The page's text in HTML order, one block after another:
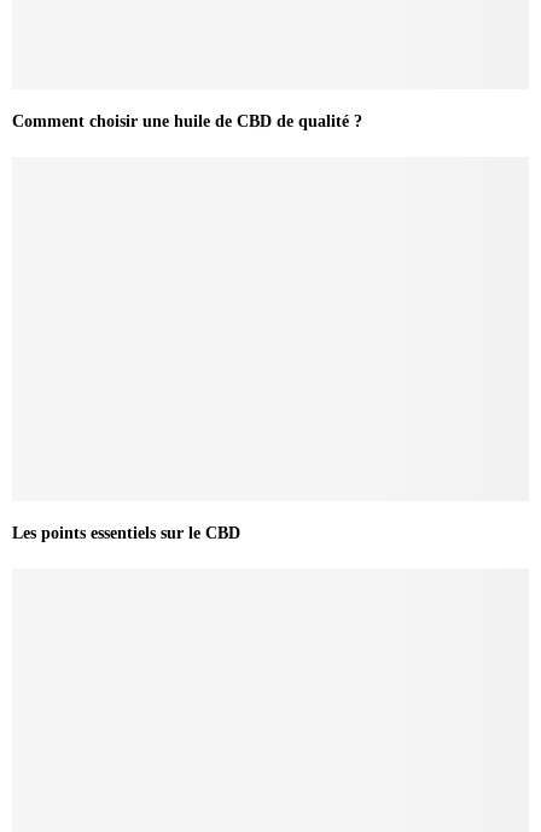
Comment choisir une huile de CBD de qualité ?
Les points essentiels sur le CBD